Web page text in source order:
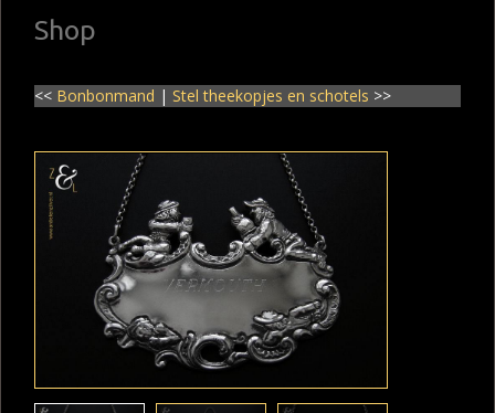
Shop
<< Bonbonmand | Stel theekopjes en schotels >>